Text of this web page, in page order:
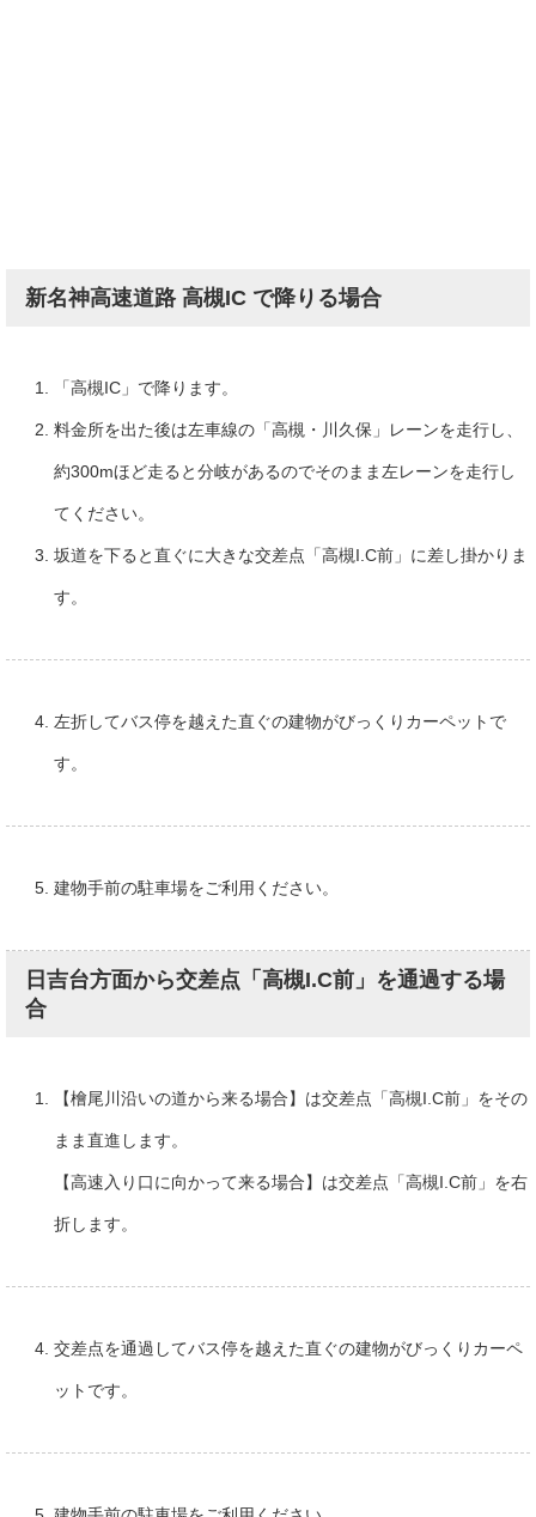
新名神高速道路 高槻IC で降りる場合
「高槻IC」で降ります。
料金所を出た後は左車線の「高槻・川久保」レーンを走行し、
約300mほど走ると分岐があるのでそのまま左レーンを走行し
てください。
坂道を下ると直ぐに大きな交差点「高槻I.C前」に差し掛かりま
す。
左折してバス停を越えた直ぐの建物がびっくりカーペットで
す。
建物手前の駐車場をご利用ください。
日吉台方面から交差点「高槻I.C前」を通過する場
合
【檜尾川沿いの道から来る場合】は交差点「高槻I.C前」をその
まま直進します。
【高速入り口に向かって来る場合】は交差点「高槻I.C前」を右
折します。
交差点を通過してバス停を越えた直ぐの建物がびっくりカーペ
ットです。